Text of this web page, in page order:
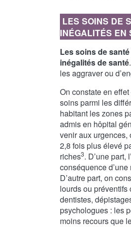
LES SOINS DE
INÉGALITÉS EN
Les soins de
inégalités de santé
les aggraver ou
On constate en
soins parmi les
habitant les zones
admis en hôpital
venir aux urgences,
2,8 fois plus élevé
riches3. D’une
conséquence
D’autre part, on
lourds ou
dentistes,
psychologues : les
moins recours que